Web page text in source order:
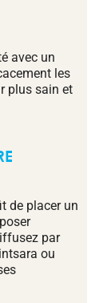
avec un
les
plus sain et
de placer un
par
ou